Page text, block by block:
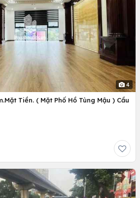
4
Tiền. ( Mặt Phố Hồ Tùng Mậu ) Cầu